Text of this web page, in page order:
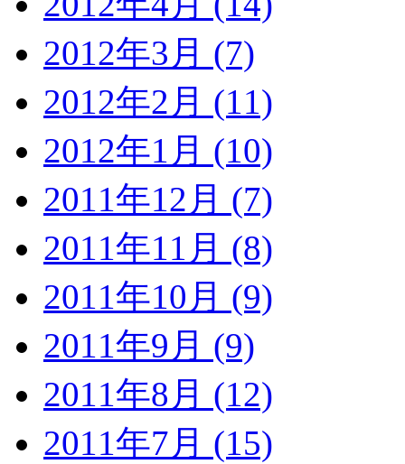
2012年3月 (7)
2012年2月 (11)
2012年1月 (10)
2011年12月 (7)
2011年11月 (8)
2011年10月 (9)
2011年9月 (9)
2011年8月 (12)
2011年7月 (15)